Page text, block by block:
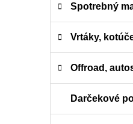
Spotrebný
Vrtáky,
Offroad,
Darčekové